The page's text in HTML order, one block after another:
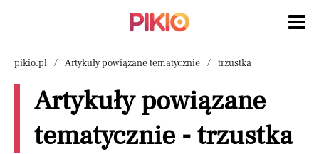
pikio.pl Artykuły powiązane tematycznie trzustka
Artykuły powiązane
tematycznie - trzustka